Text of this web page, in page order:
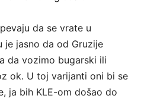
da se vrate u
je jasno da od Gruzije
da vozimo bugarski ili
ok. U toj varijanti oni bi se
ja bih KLE-om došao do